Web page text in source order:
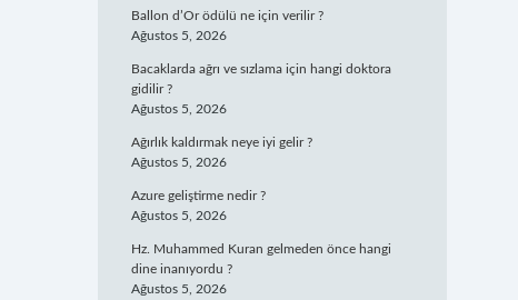
Ballon d’Or ödülü ne için verilir ?
Ağustos 5, 2026
Bacaklarda ağrı ve sızlama için hangi doktora
gidilir ?
Ağustos 5, 2026
Ağırlık kaldırmak neye iyi gelir ?
Ağustos 5, 2026
Azure geliştirme nedir ?
Ağustos 5, 2026
Hz. Muhammed Kuran gelmeden önce hangi
dine inanıyordu ?
Ağustos 5, 2026